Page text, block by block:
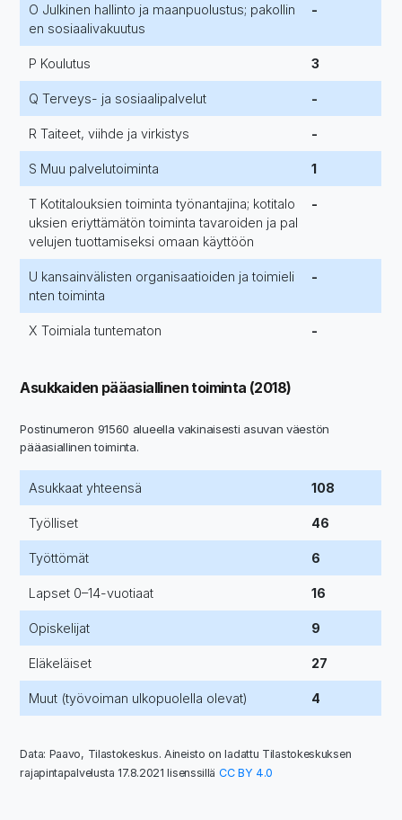
O Julkinen hallinto ja maanpuolustus; pakollin
en sosiaalivakuutus
-
P Koulutus 3
Q Terveys- ja sosiaalipalvelut -
R Taiteet, viihde ja virkistys -
S Muu palvelutoiminta 1
T Kotitalouksien toiminta työnantajina; kotitalo
uksien eriyttämätön toiminta tavaroiden ja pal
velujen tuottamiseksi omaan käyttöön
-
U kansainvälisten organisaatioiden ja toimieli
nten toiminta
-
X Toimiala tuntematon -
Asukkaiden pääasiallinen toiminta (2018)
Postinumeron 91560 alueella vakinaisesti asuvan väestön
pääasiallinen toiminta.
Asukkaat yhteensä 108
Työlliset 46
Työttömät 6
Lapset 0–14-vuotiaat 16
Opiskelijat 9
Eläkeläiset 27
Muut (työvoiman ulkopuolella olevat) 4
Data: Paavo, Tilastokeskus. Aineisto on ladattu Tilastokeskuksen
rajapintapalvelusta 17.8.2021 lisenssillä CC BY 4.0